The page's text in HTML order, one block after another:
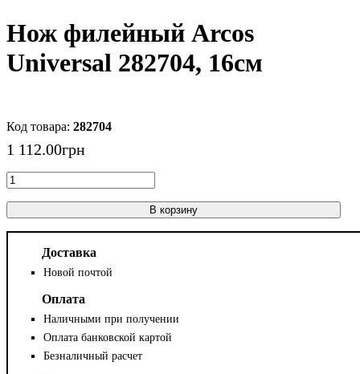
Нож филейный Arcos
Universal 282704, 16см
282704
1 112.00грн
В корзину
Доставка
Новой почтой
Оплата
Наличными при получении
Оплата банковской картой
Безналичный расчет